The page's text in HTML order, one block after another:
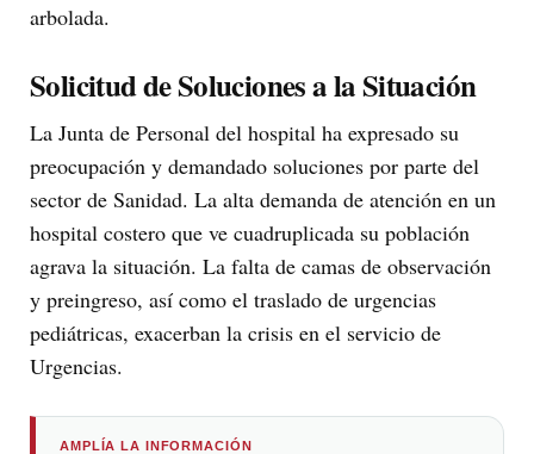
arbolada.
Solicitud de Soluciones a la Situación
La Junta de Personal del hospital ha expresado su
preocupación y demandado soluciones por parte del
sector de Sanidad. La alta demanda de atención en un
hospital costero que ve cuadruplicada su población
agrava la situación. La falta de camas de observación
y preingreso, así como el traslado de urgencias
pediátricas, exacerban la crisis en el servicio de
Urgencias.
AMPLÍA LA INFORMACIÓN